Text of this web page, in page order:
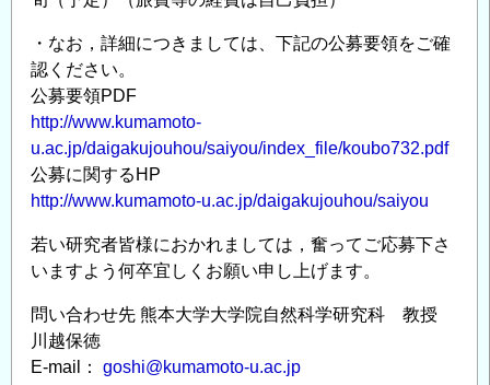
募
に
つ
い
て
の
・なお，詳細につきましては、下記の公募要領をご確
認ください。
公募要領PDF
http://www.kumamoto-
u.ac.jp/daigakujouhou/saiyou/index_file/koubo732.pdf
公募に関するHP
http://www.kumamoto-u.ac.jp/daigakujouhou/saiyou
若い研究者皆様におかれましては，奮ってご応募下さ
いますよう何卒宜しくお願い申し上げます。
問い合わせ先 熊本大学大学院自然科学研究科 教授
川越保徳
E-mail： goshi@kumamoto-u.ac.jp